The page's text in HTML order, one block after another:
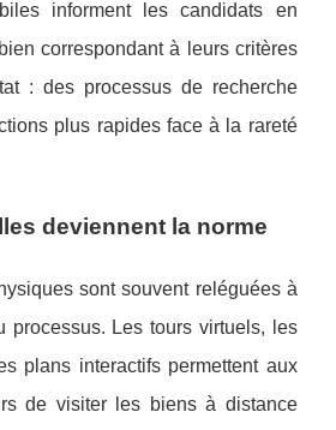
informent les candidats en
correspondant à leurs critères
: des processus de recherche
plus rapides face à la rareté
deviennent la norme
sont souvent reléguées à
processus. Les tours virtuels, les
plans interactifs permettent aux
de visiter les biens à distance